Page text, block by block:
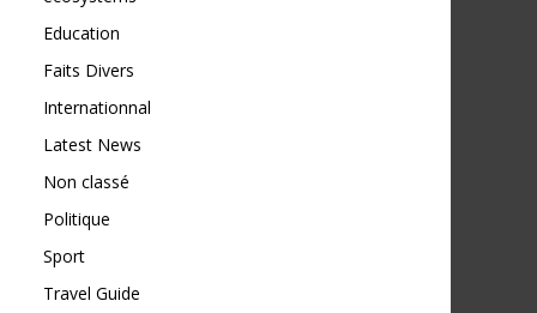
Education
Faits Divers
Internationnal
Latest News
Non classé
Politique
Sport
Travel Guide